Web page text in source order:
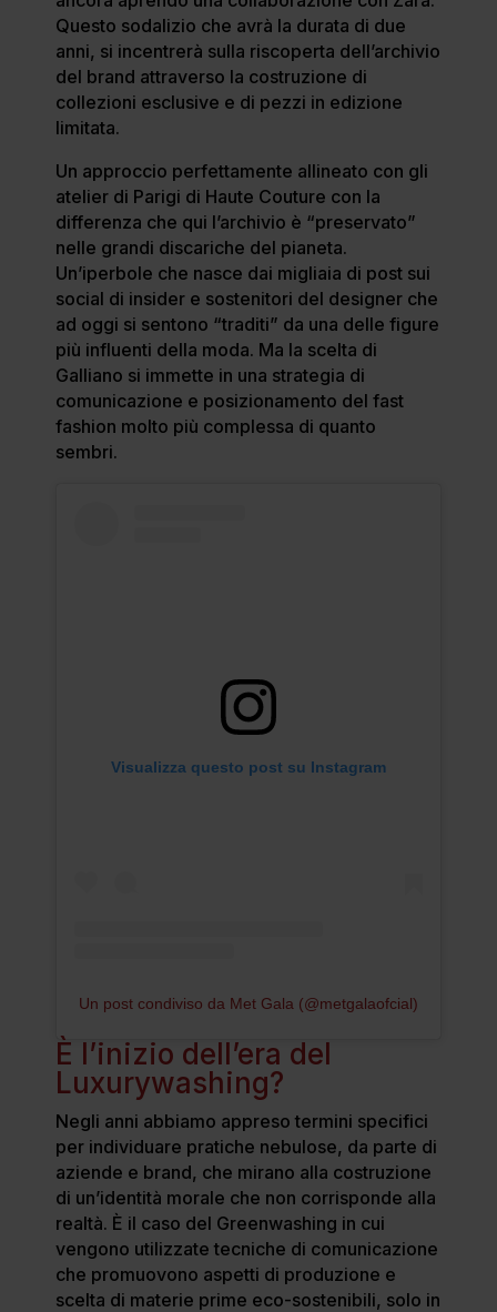
Questo sodalizio che avrà la durata di due
anni, si incentrerà sulla riscoperta dell’archivio
del brand attraverso la costruzione di
collezioni esclusive e di pezzi in edizione
limitata.
Un approccio perfettamente allineato con gli
atelier di Parigi di Haute Couture con la
differenza che qui l’archivio è “preservato”
nelle grandi discariche del pianeta.
Un’iperbole che nasce dai migliaia di post sui
social di insider e sostenitori del designer che
ad oggi si sentono “traditi” da una delle figure
più influenti della moda. Ma la scelta di
Galliano si immette in una strategia di
comunicazione e posizionamento del fast
fashion molto più complessa di quanto
sembri.
Visualizza questo post su Instagram
Un post condiviso da Met Gala (@metgalaofcial)
È l’inizio dell’era del
Luxurywashing?
Negli anni abbiamo appreso termini specifici
per individuare pratiche nebulose, da parte di
aziende e brand, che mirano alla costruzione
di un’identità morale che non corrisponde alla
realtà. È il caso del Greenwashing in cui
vengono utilizzate tecniche di comunicazione
che promuovono aspetti di produzione e
scelta di materie prime eco-sostenibili, solo in